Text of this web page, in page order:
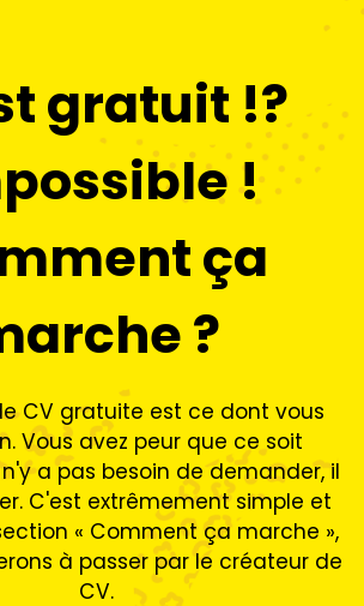
gratuit !?
!
ça
?
CV gratuite est ce dont vous
Vous avez peur que ce soit
a pas besoin de demander, il
C'est extrêmement simple et
« Comment ça marche »,
à passer par le créateur de
CV.